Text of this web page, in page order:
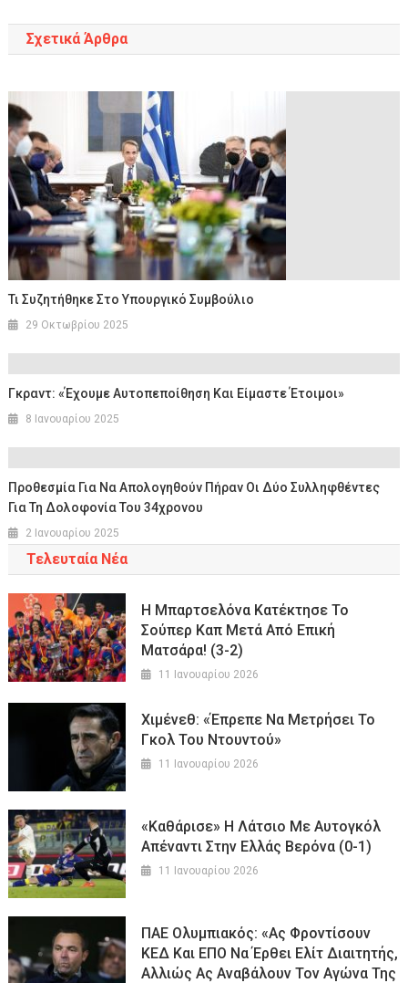
Σχετικά Άρθρα
Τι Συζητήθηκε Στο Υπουργικό Συμβούλιο
29 Οκτωβρίου 2025
Γκραντ: «Έχουμε Αυτοπεποίθηση Και Είμαστε Έτοιμοι»
8 Ιανουαρίου 2025
Προθεσμία Για Να Απολογηθούν Πήραν Οι Δύο Συλληφθέντες
Για Τη Δολοφονία Του 34χρονου
2 Ιανουαρίου 2025
Τελευταία Νέα
Η Μπαρτσελόνα Κατέκτησε Το
Σούπερ Καπ Μετά Από Επική
Ματσάρα! (3-2)
11 Ιανουαρίου 2026
Χιμένεθ: «Έπρεπε Να Μετρήσει Το
Γκολ Του Ντουντού»
11 Ιανουαρίου 2026
«Καθάρισε» Η Λάτσιο Με Αυτογκόλ
Απέναντι Στην Ελλάς Βερόνα (0-1)
11 Ιανουαρίου 2026
ΠΑΕ Ολυμπιακός: «Ας Φροντίσουν
ΚΕΔ Και ΕΠΟ Να Έρθει Ελίτ Διαιτητής,
Αλλιώς Ας Αναβάλουν Τον Αγώνα Της